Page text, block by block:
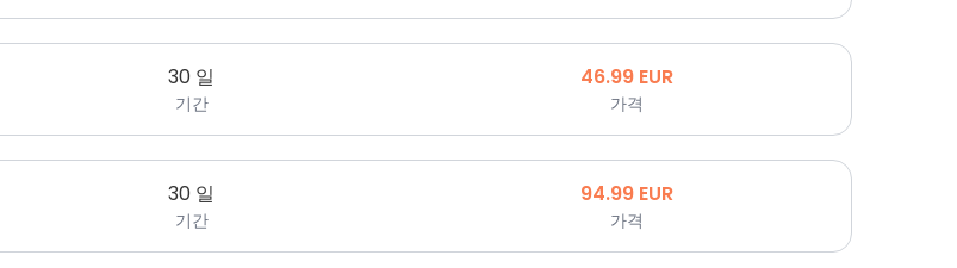
30 일
기간
46.99 EUR
가격
30 일
기간
94.99 EUR
가격